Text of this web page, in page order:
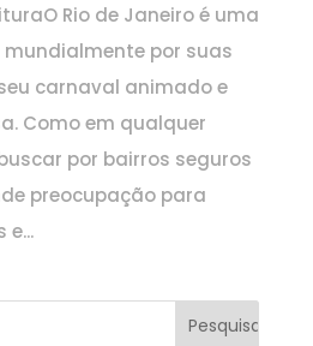
Rio de Janeiro é uma
por suas
carnaval animado e
Como em qualquer
por bairros seguros
preocupação para